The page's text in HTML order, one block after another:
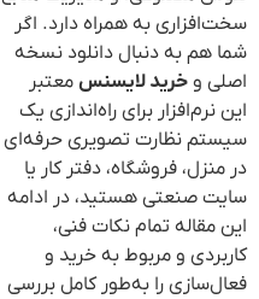
سخت‌افزاری به همراه دارد. اگر
شما هم به دنبال دانلود نسخه
اصلی و خرید لایسنس معتبر
این نرم‌افزار برای راه‌اندازی یک
سیستم نظارت تصویری حرفه‌ای
در منزل، فروشگاه، دفتر کار یا
سایت صنعتی هستید، در ادامه
این مقاله تمام نکات فنی،
کاربردی و مربوط به خرید و
فعال‌سازی را به‌طور کامل بررسی